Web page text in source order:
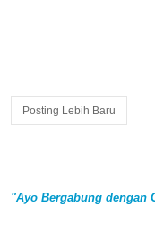
Posting Lebih Baru
"Ayo Bergabung dengan